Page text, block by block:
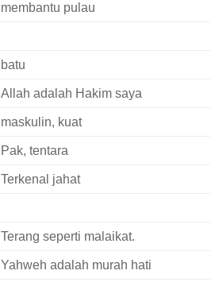
membantu pulau
batu
Allah adalah Hakim saya
maskulin, kuat
Pak, tentara
Terkenal jahat
Terang seperti malaikat.
Yahweh adalah murah hati